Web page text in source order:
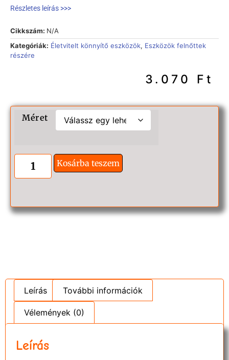
Részletes leírás >>>
Cikkszám: N/A
Kategóriák: Életvitelt könnyítő eszközök, Eszközök felnőttek
részére
3.070 Ft
Méret
Kosárba teszem
Leírás További információk
Vélemények (0)
Leírás